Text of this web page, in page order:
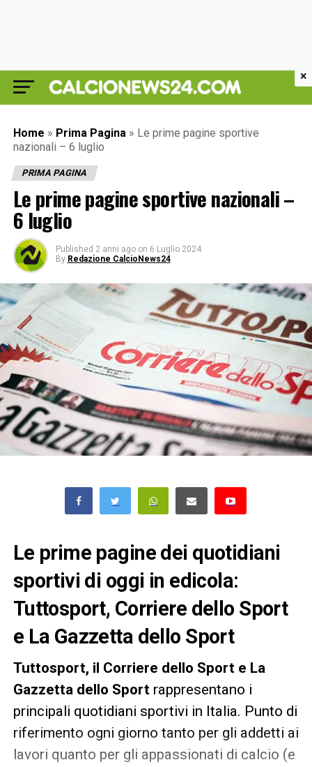
Home » Prima Pagina » Le prime pagine sportive
nazionali – 6 luglio
PRIMA PAGINA
Le prime pagine sportive nazionali –
6 luglio
Published 2 anni ago on 6 Luglio 2024
By Redazione CalcioNews24
Le prime pagine dei quotidiani
sportivi di oggi in edicola:
Tuttosport, Corriere dello Sport
e La Gazzetta dello Sport
Tuttosport, il Corriere dello Sport e La
Gazzetta dello Sportrappresentano i
principali quotidiani sportivi in Italia. Punto di
riferimento ogni giorno tanto per gli addetti ai
lavori quanto per gli appassionati di calcio (e
×